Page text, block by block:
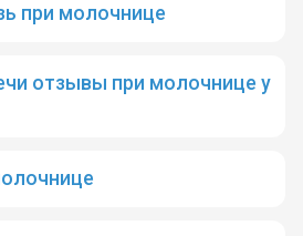
при молочнице
отзывы при молочнице у